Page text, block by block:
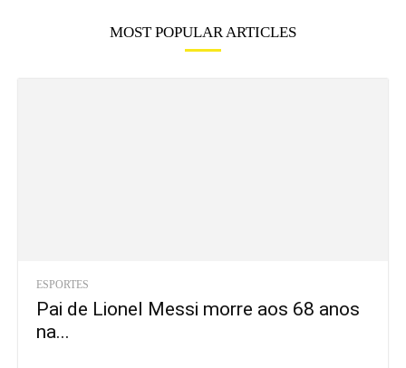
MOST POPULAR ARTICLES
ESPORTES
Pai de Lionel Messi morre aos 68 anos
na...